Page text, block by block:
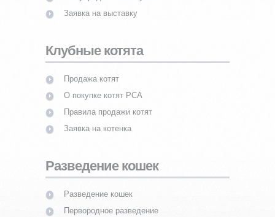
Заявка на выставку
Клубные котята
Продажа котят
О покупке котят PCA
Правила продажи котят
Заявка на котенка
Разведение кошек
Разведение кошек
Первородное разведение